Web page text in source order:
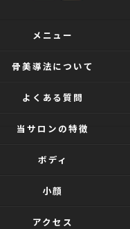
メニュー
骨美導法について
よくある質問
当サロンの特徴
ボディ
小顔
アクセス